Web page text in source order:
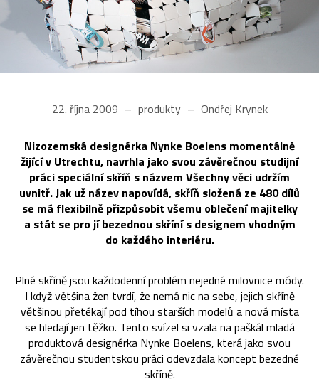
22. října 2009 produkty Ondřej Krynek
Nizozemská designérka Nynke Boelens momentálně
žijící v Utrechtu, navrhla jako svou závěrečnou studijní
práci speciální skříň s názvem Všechny věci udržím
uvnitř. Jak už název napovídá, skříň složená ze 480 dílů
se má flexibilně přizpůsobit všemu oblečení majitelky
a stát se pro jí bezednou skříní s designem vhodným
do každého interiéru.
Plné skříně jsou každodenní problém nejedné milovnice módy.
I když většina žen tvrdí, že nemá nic na sebe, jejich skříně
většinou přetékají pod tíhou starších modelů a nová místa
se hledají jen těžko. Tento svízel si vzala na paškál mladá
produktová designérka Nynke Boelens, která jako svou
závěrečnou studentskou práci odevzdala koncept bezedné
skříně.